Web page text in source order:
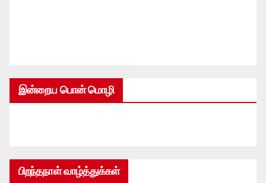
இன்றைய பொன் மொழி
பிறந்தநாள் வாழ்த்துக்கள்